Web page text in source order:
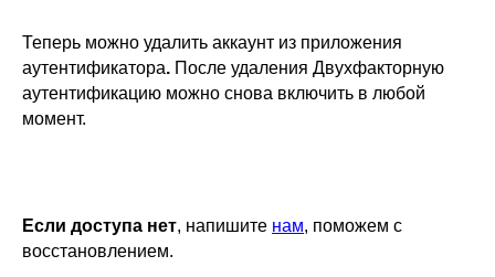
Теперь можно удалить аккаунт из приложения
аутентификатора. После удаления Двухфакторную
аутентификацию можно снова включить в любой
момент.
Если доступа нет, напишите нам, поможем с
восстановлением.